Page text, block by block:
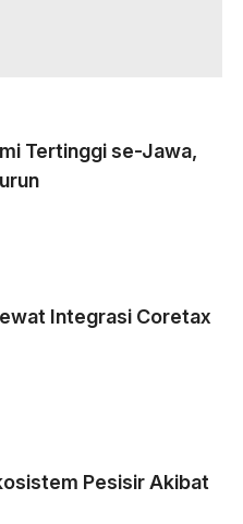
Tertinggi se-Jawa,
Integrasi Coretax
Pesisir Akibat